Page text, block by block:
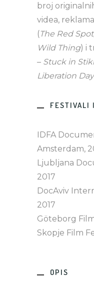
broj
videa,
(The Red Spot
Wild Thing) i
– Stuck in
Liberation Day
FESTIVALI
IDFA
Amsterdam,
Ljubljana
2017
DocAviv
2017
Göteborg
Skopje Film
OPIS